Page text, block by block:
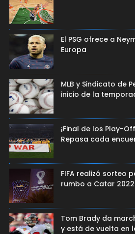
El PSG ofrece a
Europa
MLB y Sindicato de
inicio de la
¡Final de los Play-
Repasa cada
FIFA realizó sorteo
rumbo a Catar 2022
Tom Brady da
y está de vuelta en